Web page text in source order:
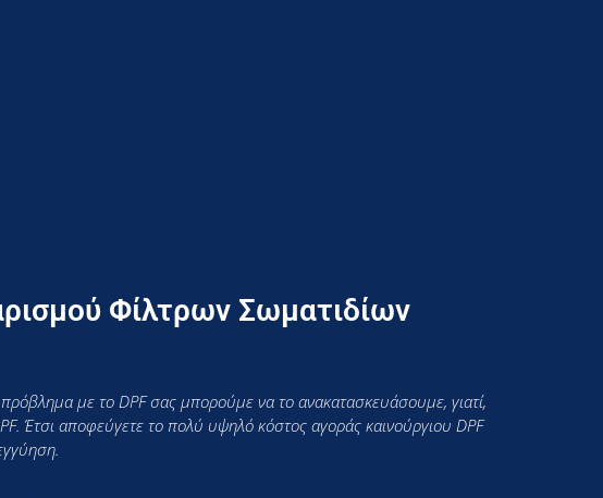
Φίλτρων Σωματιδίων
με το DPF σας μπορούμε να το ανακατασκευάσουμε, γιατί,
Έτσι αποφεύγετε το πολύ υψηλό κόστος αγοράς καινούργιου DPF